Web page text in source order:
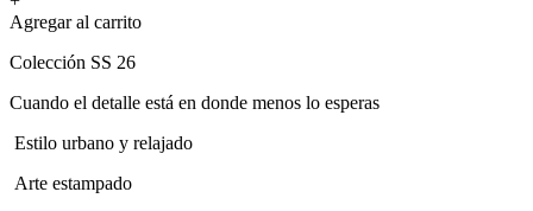
Agregar al carrito
Colección SS 26
Cuando el detalle está en donde menos lo esperas
Estilo urbano y relajado
Arte estampado